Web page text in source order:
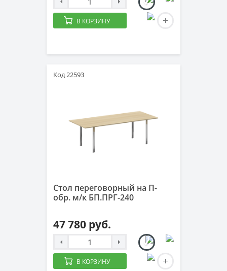
В КОРЗИНУ
Код 22593
Стол переговорный на П-
обр. м/к БП.ПРГ-240
47 780 руб.
В КОРЗИНУ